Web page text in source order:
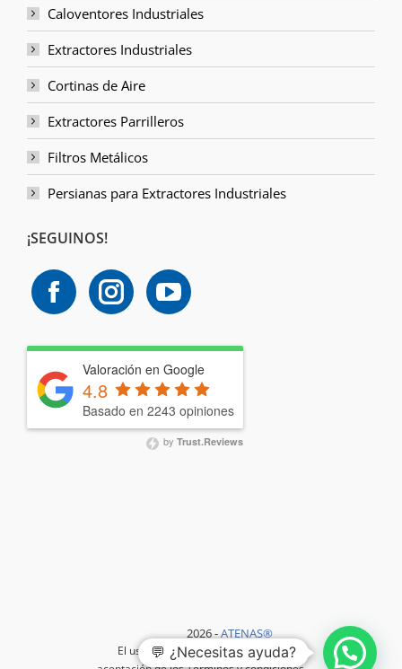
Caloventores Industriales
Extractores Industriales
Cortinas de Aire
Extractores Parrilleros
Filtros Metálicos
Persianas para Extractores Industriales
¡SEGUINOS!
Valoración en Google
4.8
Basado en 2243 opiniones
by Trust.Reviews
2026 -ATENAS®️
El uso de este sitio web implica la
💬 ¿Necesitas ayuda?